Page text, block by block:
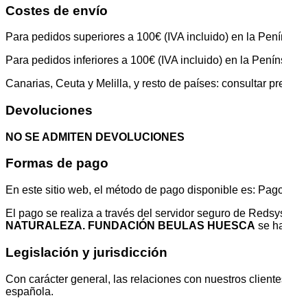
Costes de envío
Para pedidos superiores a 100€ (IVA incluido) en la
Para pedidos inferiores a 100€ (IVA incluido) en la
Canarias, Ceuta y Melilla, y resto de países: consultar
Devoluciones
NO SE ADMITEN DEVOLUCIONES
Formas de pago
En este sitio web, el método de pago disponible es:
El pago se realiza a través del servidor seguro de
NATURALEZA. FUNDACIÓN BEULAS HUESCA se
Legislación y jurisdicción
Con carácter general, las relaciones con nuestros
española.